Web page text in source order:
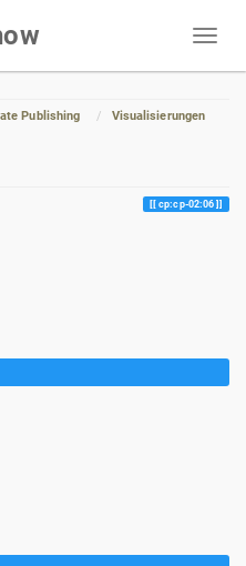
Publishing
Visualisierungen
cp:cp-02:06